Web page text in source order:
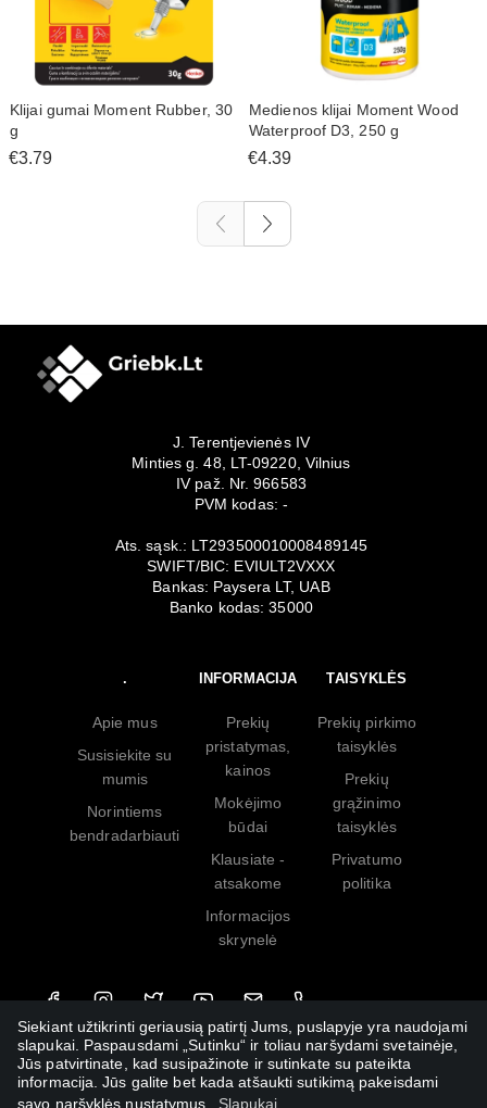
Siekiant užtikrinti geriausią patirtį Jums, puslapyje yra naudojami
slapukai. Paspausdami „Sutinku“ ir toliau naršydami svetainėje,
Jūs patvirtinate, kad susipažinote ir sutinkate su pateikta
informacija. Jūs galite bet kada atšaukti sutikimą pakeisdami
savo naršyklės nustatymus.
Slapukai
Klijai gumai Moment Rubber, 30
g
€3.79
Medienos klijai Moment Wood
Waterproof D3, 250 g
€4.39
J. Terentjevienės IV
Minties g. 48, LT-09220, Vilnius
IV paž. Nr. 966583
PVM kodas: -
Ats. sąsk.: LT293500010008489145
SWIFT/BIC: EVIULT2VXXX
Bankas: Paysera LT, UAB
Banko kodas: 35000
.
Apie mus
Susisiekite su
mumis
Norintiems
bendradarbiauti
INFORMACIJA
Prekių
pristatymas,
kainos
Mokėjimo
būdai
Klausiate -
atsakome
Informacijos
skrynelė
TAISYKLĖS
Prekių pirkimo
taisyklės
Prekių
grąžinimo
taisyklės
Privatumo
politika